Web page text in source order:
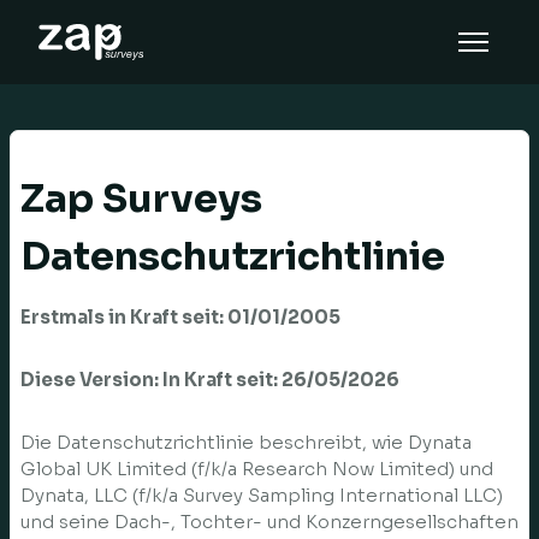
SV
Zap Surveys
Datenschutzrichtlinie
Erstmals in Kraft seit: 01/01/2005
Diese Version: In Kraft seit: 26/05/2026
Die Datenschutzrichtlinie beschreibt, wie Dynata
Global UK Limited (f/k/a Research Now Limited) und
Dynata, LLC (f/k/a Survey Sampling International LLC)
und seine Dach-, Tochter- und Konzerngesellschaften